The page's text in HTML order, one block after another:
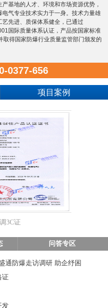
产基地的人才、环境和市场资源优势，
电气专业技术实力于一身。技术力量雄
艺先进、质保体系健全，已通过
国际质量体系认证，产品按国家标准
得国家防爆行业质量监管部门颁发的
0377-656
项目案例
3C证
问答专区
通防爆走访调研 助企纾困
证
发